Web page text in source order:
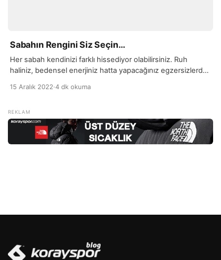
Sabahın Rengini Siz Seçin…
Her sabah kendinizi farklı hissediyor olabilirsiniz. Ruh
haliniz, bedensel enerjiniz hatta yapacağınız egzersizlerde
Ruh halinize ve o sabahki durumunuza uygun bir günlük
plan uygulayabilirsiniz. Üstelik yaşamınızda yapacağınız
böyle küçük değişikliklerin […]
15 Aralık 2022·4 dk okuma